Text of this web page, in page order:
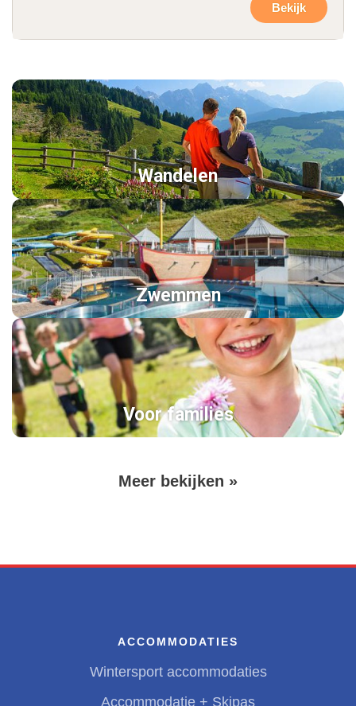
Bekijk
Wandelen
Zwemmen
Voor families
Volgende
Meer bekijken »
ACCOMMODATIES
Wintersport accommodaties
Accommodatie + Skipas